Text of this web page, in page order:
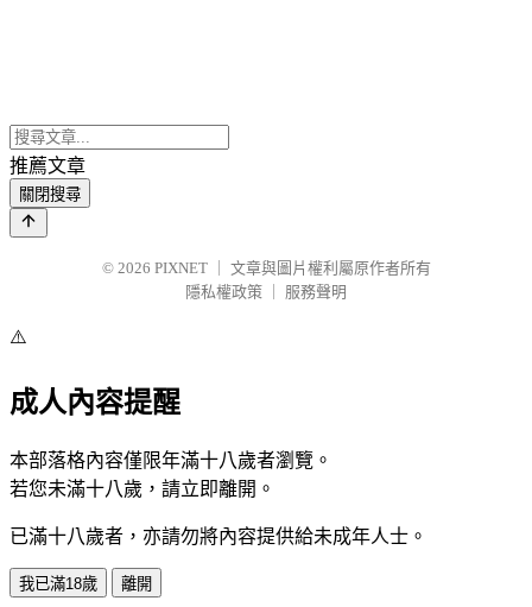
推薦文章
關閉搜尋
© 2026 PIXNET
文章與圖片權利屬原作者所有
隱私權政策
服務聲明
⚠️
成人內容提醒
本部落格內容僅限年滿十八歲者瀏覽。
若您未滿十八歲，請立即離開。
已滿十八歲者，亦請勿將內容提供給未成年人士。
我已滿18歲 離開